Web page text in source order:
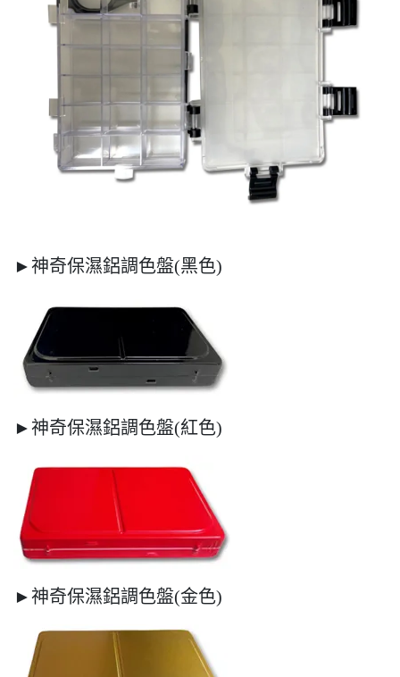
►神奇保濕鋁調色盤(黑色)
►神奇保濕鋁調色盤(紅色)
►神奇保濕鋁調色盤(金色)